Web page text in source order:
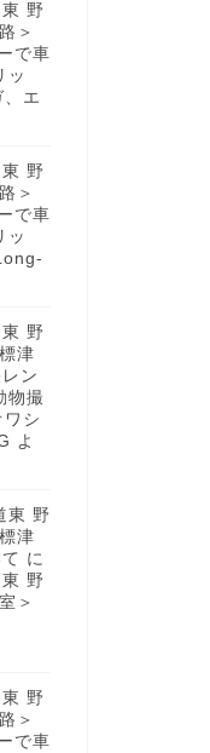
野
＞
で車
ッ
エ
野
＞
で車
ッ
野
津
レン
物撮
シ
よ
東 野
津
に
野
＞
野
＞
で車